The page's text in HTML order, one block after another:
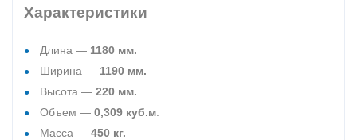
Характеристики
Длина — 1180 мм.
Ширина — 1190 мм.
Высота — 220 мм.
Объем — 0,309 куб.м
Масса — 450 кг.